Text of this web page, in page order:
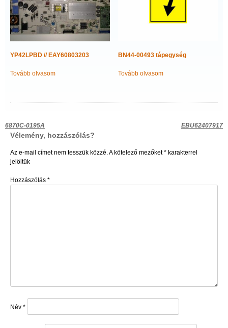
YP42LPBD // EAY60803203
Tovább olvasom
BN44-00493 tápegység
Tovább olvasom
Bejegyzés
navigáció
6870C-0195A EBU62407917
Vélemény, hozzászólás?
Az e-mail címet nem tesszük közzé.A kötelező mezőket* karakterrel
jelöltük
Hozzászólás *
Név *